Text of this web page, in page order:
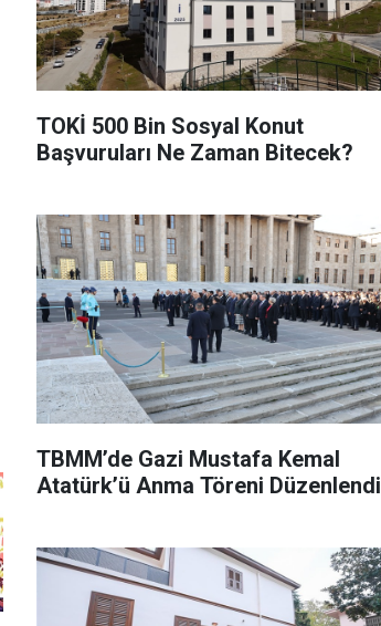
TOKİ 500 Bin Sosyal Konut
Başvuruları Ne Zaman Bitecek?
TBMM’de Gazi Mustafa Kemal
Atatürk’ü Anma Töreni Düzenlendi